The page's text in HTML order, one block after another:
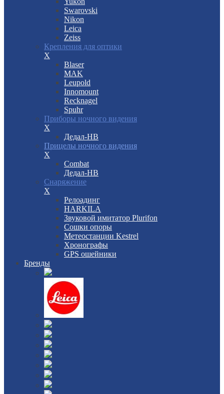
Swarovski
Nikon
Leica
Zeiss
Крепления для оптики
X
Blaser
MAK
Leupold
Innomount
Recknagel
Spuhr
Приборы ночного видения
X
Дедал-НВ
Прицелы ночного видения
X
Combat
Дедал-НВ
Снаряжение
X
Релоадинг
HARKILA
Звуковой имитатор Plurifon
Сошки опоры
Метеостанции Kestrel
Хронографы
GPS ошейники
Бренды